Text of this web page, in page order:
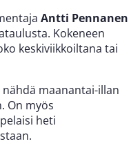
Antti Pennanen
Kokeneen
keskiviikkoiltana tai
maanantai-illan
On myös
heti